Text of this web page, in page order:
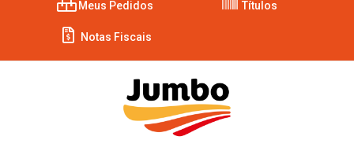
Meus Pedidos Títulos
Notas Fiscais